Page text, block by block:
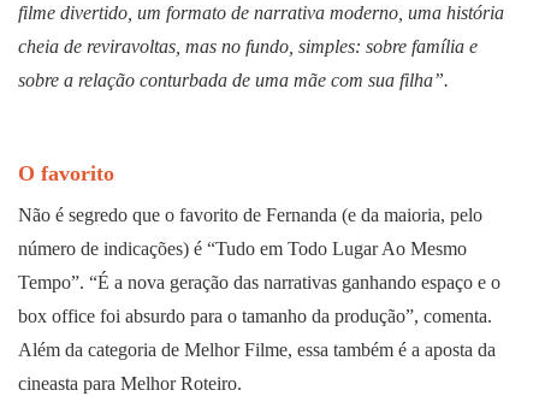
filme divertido, um formato de narrativa moderno, uma história
cheia de reviravoltas, mas no fundo, simples: sobre família e
sobre a relação conturbada de uma mãe com sua filha”.
O favorito
Não é segredo que o favorito de Fernanda (e da maioria, pelo
número de indicações) é “Tudo em Todo Lugar Ao Mesmo
Tempo”. “É a nova geração das narrativas ganhando espaço e o
box office foi absurdo para o tamanho da produção”, comenta.
Além da categoria de Melhor Filme, essa também é a aposta da
cineasta para Melhor Roteiro.